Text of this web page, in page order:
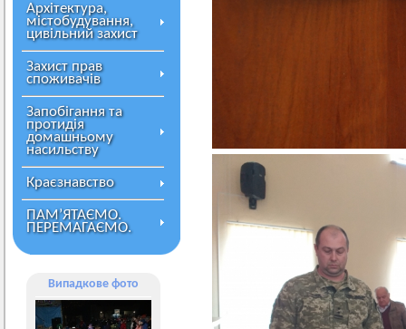
Архітектура,
містобудування,
цивільний захист
Захист прав
споживачів
Запобігання та
протидія
домашньому
насильству
Краєзнавство
ПАМ’ЯТАЄМО.
ПЕРЕМАГАЄМО.
Випадкове фото